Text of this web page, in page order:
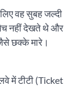
वह सुबह जल्दी
नहीं देखते थे और
छक्के मारे।
में टीटी (Ticket